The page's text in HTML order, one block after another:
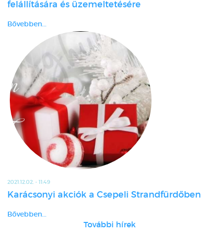
felállítására és üzemeltetésére
Bővebben...
2021.12.02. - 11:49
Karácsonyi akciók a Csepeli Strandfürdőben
Bővebben...
További hírek